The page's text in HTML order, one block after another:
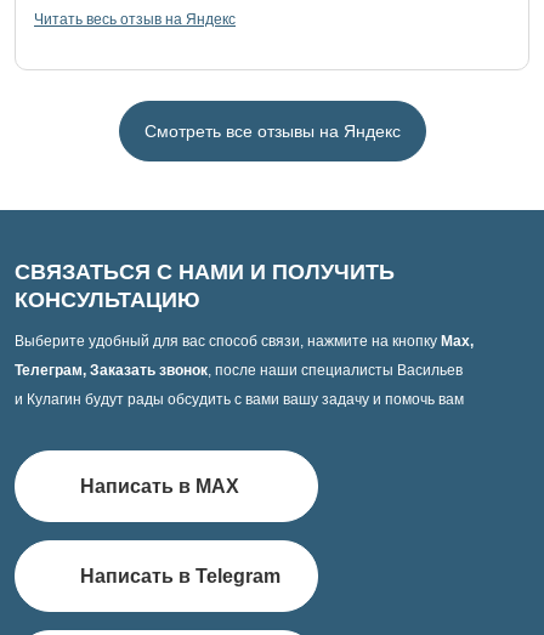
Читать весь отзыв на Яндекс
Смотреть все отзывы на Яндекс
СВЯЗАТЬСЯ С НАМИ И ПОЛУЧИТЬ
КОНСУЛЬТАЦИЮ
Выберите удобный для вас способ связи, нажмите на кнопку Max,
Телеграм, Заказать звонок, после наши специалисты Васильев
и Кулагин будут рады обсудить с вами вашу задачу и помочь вам
Написать в MAX
Написать в Telegram